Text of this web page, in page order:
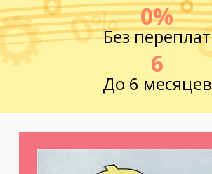
0%
Без переплат
6
До 6 месяцев